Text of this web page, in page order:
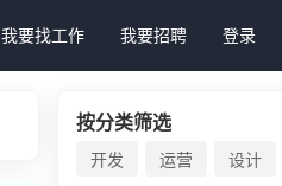
我要找工作 我要招聘 登录
按分类筛选
开发 运营 设计